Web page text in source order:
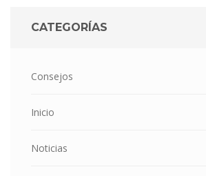
CATEGORÍAS
Consejos
Inicio
Noticias